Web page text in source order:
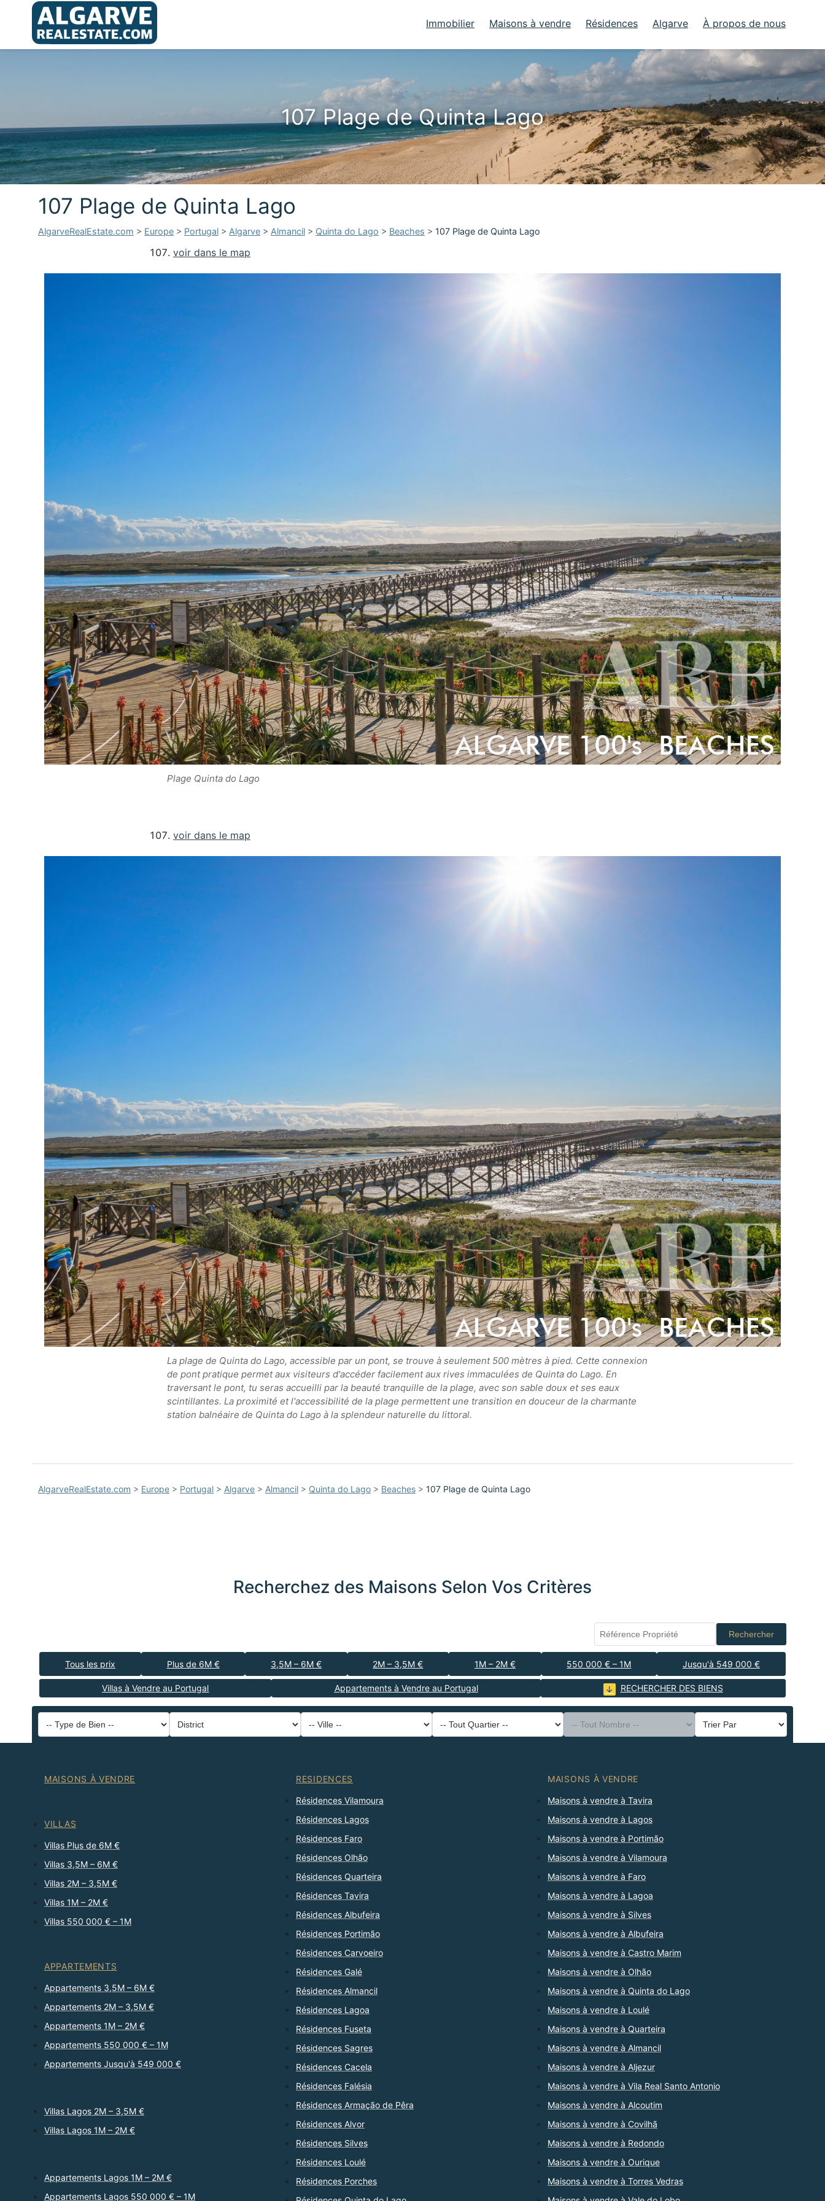
Immobilier Maisons à vendre Résidences Algarve À propos de nous
107 Plage de Quinta Lago
107 Plage de Quinta Lago
AlgarveRealEstate.com > Europe > Portugal > Algarve > Almancil > Quinta do Lago > Beaches > 107 Plage de Quinta Lago
voir dans le map
Plage Quinta do Lago
voir dans le map
La plage de Quinta do Lago, accessible par un pont, se trouve à seulement 500 mètres à pied. Cette connexion
de pont pratique permet aux visiteurs d'accéder facilement aux rives immaculées de Quinta do Lago. En
traversant le pont, tu seras accueilli par la beauté tranquille de la plage, avec son sable doux et ses eaux
scintillantes. La proximité et l'accessibilité de la plage permettent une transition en douceur de la charmante
station balnéaire de Quinta do Lago à la splendeur naturelle du littoral.
AlgarveRealEstate.com > Europe > Portugal > Algarve > Almancil > Quinta do Lago > Beaches > 107 Plage de Quinta Lago
Recherchez des Maisons Selon Vos Critères
Rechercher
Tous les prix Plus de 6M € 3,5M – 6M € 2M – 3,5M € 1M – 2M € 550 000 € – 1M Jusqu'à 549 000 €
Villas à Vendre au Portugal Appartements à Vendre au Portugal RECHERCHER DES BIENS
-- Type de Bien --
District
-- Ville --
-- Tout Quartier --
-- Tout Nombre --
Trier Par
MAISONS À VENDRE
VILLAS
Villas Plus de 6M €
Villas 3,5M – 6M €
Villas 2M – 3,5M €
Villas 1M – 2M €
Villas 550 000 € – 1M
APPARTEMENTS
Appartements 3,5M – 6M €
Appartements 2M – 3,5M €
Appartements 1M – 2M €
Appartements 550 000 € – 1M
Appartements Jusqu'à 549 000 €
Villas Lagos 2M – 3,5M €
Villas Lagos 1M – 2M €
Appartements Lagos 1M – 2M €
Appartements Lagos 550 000 € – 1M
RESIDENCES
Résidences Vilamoura
Résidences Lagos
Résidences Faro
Résidences Olhão
Résidences Quarteira
Résidences Tavira
Résidences Albufeira
Résidences Portimão
Résidences Carvoeiro
Résidences Galé
Résidences Almancil
Résidences Lagoa
Résidences Fuseta
Résidences Sagres
Résidences Cacela
Résidences Falésia
Résidences Armação de Pêra
Résidences Alvor
Résidences Silves
Résidences Loulé
Résidences Porches
MAISONS À VENDRE
Maisons à vendre à Tavira
Maisons à vendre à Lagos
Maisons à vendre à Portimão
Maisons à vendre à Vilamoura
Maisons à vendre à Faro
Maisons à vendre à Lagoa
Maisons à vendre à Silves
Maisons à vendre à Albufeira
Maisons à vendre à Castro Marim
Maisons à vendre à Olhão
Maisons à vendre à Quinta do Lago
Maisons à vendre à Loulé
Maisons à vendre à Quarteira
Maisons à vendre à Almancil
Maisons à vendre à Aljezur
Maisons à vendre à Vila Real Santo Antonio
Maisons à vendre à Alcoutim
Maisons à vendre à Covilhã
Maisons à vendre à Redondo
Maisons à vendre à Ourique
Maisons à vendre à Torres Vedras